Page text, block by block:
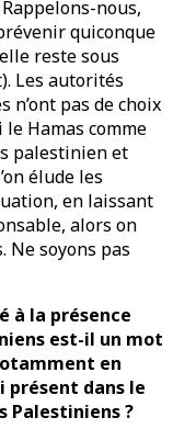
nous,
quiconque
reste sous
Les autorités
n’ont pas de choix
Hamas comme
palestinien et
élude les
en laissant
alors on
Ne soyons pas
à la présence
est-il un mot
en
présent dans le
Palestiniens ?